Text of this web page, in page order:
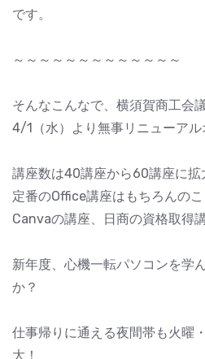
です。
～～～～～～～～～～～～～
そんなこんなで、横須賀商工会
4/1（水）より無事リニューアル
講座数は40講座から60講座に拡
定番のOffice講座はもちろんの
Canvaの講座、日商の資格取得
新年度、心機一転パソコンを学
か？
仕事帰りに通える夜間帯も火曜
大！